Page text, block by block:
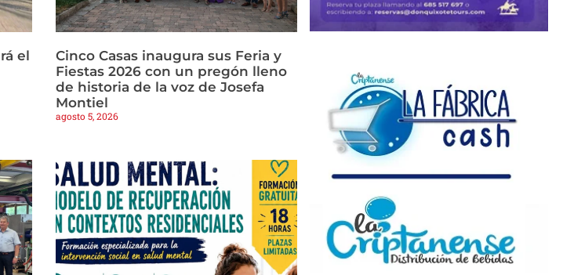
el
Cinco Casas inaugura sus Feria y
Fiestas 2026 con un pregón lleno
de historia de la voz de Josefa
Montiel
agosto 5, 2026